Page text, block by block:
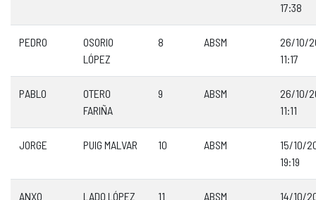
17:38
PEDRO
OSORIO
LÓPEZ
8 ABSM
26/10/
11:17
PABLO
OTERO
FARIÑA
9 ABSM
26/10/
11:11
JORGE PUIG MALVAR 10 ABSM
15/10/
19:19
ANXO LADO LÓPEZ 11 ABSM
14/10/